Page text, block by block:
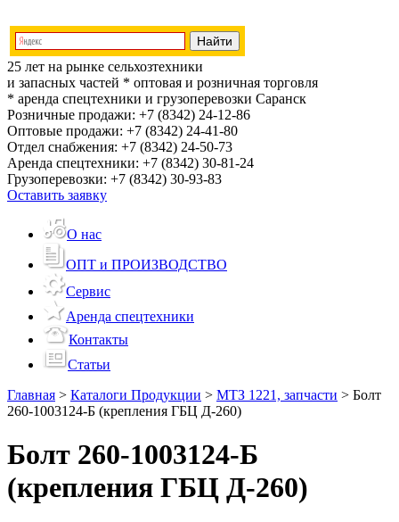
25 лет на рынке сельхозтехники
и запасных частей * оптовая и розничная торговля
* аренда спецтехники и грузоперевозки Саранск
Розничные продажи: +7 (8342) 24-12-86
Оптовые продажи: +7 (8342) 24-41-80
Отдел снабжения: +7 (8342) 24-50-73
Аренда спецтехники: +7 (8342) 30-81-24
Грузоперевозки: +7 (8342) 30-93-83
Оставить заявку
О нас
ОПТ и ПРОИЗВОДСТВО
Сервис
Аренда спецтехники
Контакты
Статьи
Главная > Каталоги Продукции > МТЗ 1221, запчасти > Болт
260-1003124-Б (крепления ГБЦ Д-260)
Болт 260-1003124-Б
(крепления ГБЦ Д-260)